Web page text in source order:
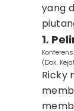
yang
1.
(Dok.
Ricky